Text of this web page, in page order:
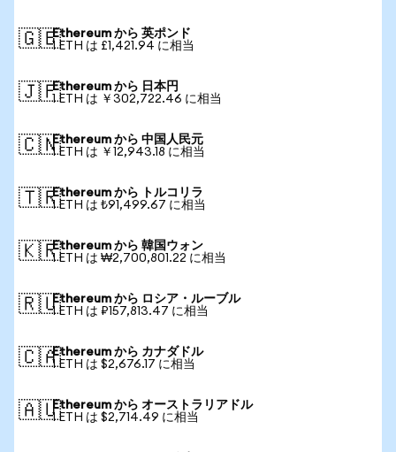
🇬🇧Ethereum から 英ポンド
1 ETH は £1,421.94 に相当
🇯🇵Ethereum から 日本円
1 ETH は ￥302,722.46 に相当
🇨🇳Ethereum から 中国人民元
1 ETH は ￥12,943.18 に相当
🇹🇷Ethereum から トルコリラ
1 ETH は ₺91,499.67 に相当
🇰🇷Ethereum から 韓国ウォン
1 ETH は ₩2,700,801.22 に相当
🇷🇺Ethereum から ロシア・ルーブル
1 ETH は ₽157,813.47 に相当
🇨🇦Ethereum から カナダドル
1 ETH は $2,676.17 に相当
🇦🇺Ethereum から オーストラリアドル
1 ETH は $2,714.49 に相当